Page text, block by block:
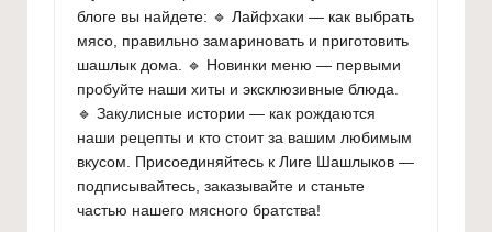
блоге вы найдете: 🔹 Лайфхаки — как выбрать
мясо, правильно замариновать и приготовить
шашлык дома. 🔹 Новинки меню — первыми
пробуйте наши хиты и эксклюзивные блюда.
🔹 Закулисные истории — как рождаются
наши рецепты и кто стоит за вашим любимым
вкусом. Присоединяйтесь к Лиге Шашлыков —
подписывайтесь, заказывайте и станьте
частью нашего мясного братства!